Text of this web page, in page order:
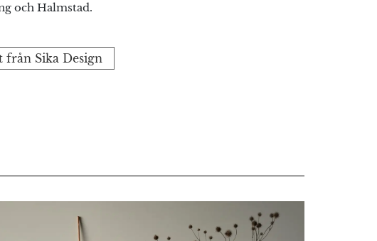
och Halmstad.
från Sika Design